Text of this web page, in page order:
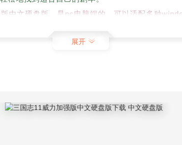
中文硬盘版，是pc电脑端的，可以适配多种
玩家们可以在这里免费下载体验！特色系统1、官
了增加总指挥士兵的数量，还可以增加一定的武将
场、工房和造船厂。
展开